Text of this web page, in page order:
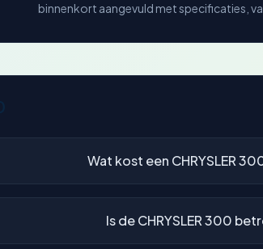
binnenkort aangevuld met specificaties,
Wat kost een CHRYSLER
Is de CHRYSLER 300